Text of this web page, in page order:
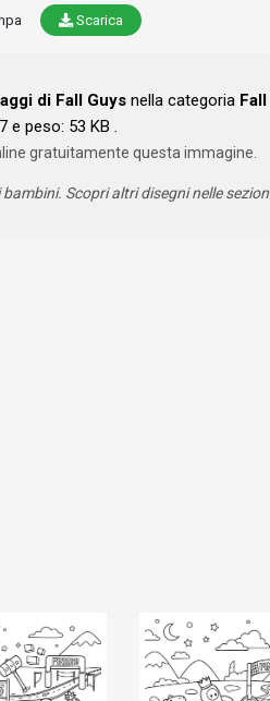
Scarica
di Fall Guysnella categoria
e peso: 53 KB .
gratuitamente questa immagine.
Scopri altri disegni nelle